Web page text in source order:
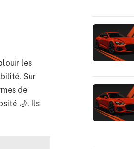
les
Sur
de
🌙. Ils